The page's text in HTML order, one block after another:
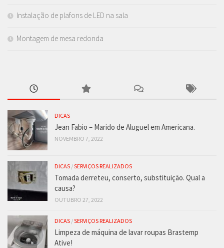
Instalação de plafons de LED na sala
Montagem de mesa redonda
DICAS
Jean Fabio – Marido de Aluguel em Americana.
NOVEMBRO 7, 2022
DICAS /SERVIÇOS REALIZADOS
Tomada derreteu, conserto, substituição. Qual a
causa?
OUTUBRO 27, 2022
DICAS /SERVIÇOS REALIZADOS
Limpeza de máquina de lavar roupas Brastemp
Ative!